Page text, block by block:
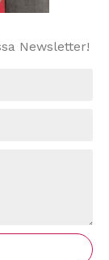
Newsletter!